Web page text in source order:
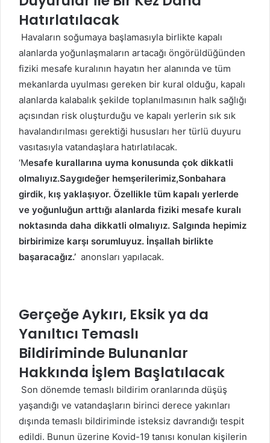
Hatırlatılacak
Havaların soğumaya başlamasıyla birlikte kapalı
alanlarda yoğunlaşmaların artacağı öngörüldüğünden
fiziki mesafe kuralının hayatın her alanında ve tüm
mekanlarda uyulması gereken bir kural olduğu, kapalı
alanlarda kalabalık şekilde toplanılmasının halk sağlığı
açısından risk oluşturduğu ve kapalı yerlerin sık sık
havalandırılması gerektiği hususları her türlü duyuru
vasıtasıyla vatandaşlara hatırlatılacak.
‘Mesafe kurallarına uyma konusunda çok dikkatli
olmalıyız.Saygıdeğer hemşerilerimiz,Sonbahara
girdik, kış yaklaşıyor. Özellikle tüm kapalı yerlerde
ve yoğunluğun arttığı alanlarda fiziki mesafe kuralı
noktasında daha dikkatli olmalıyız. Salgında hepimiz
birbirimize karşı sorumluyuz. İnşallah birlikte
başaracağız.’ anonsları yapılacak.
Gerçeğe Aykırı, Eksik ya da
Yanıltıcı Temaslı
Bildiriminde Bulunanlar
Hakkında İşlem Başlatılacak
Son dönemde temaslı bildirim oranlarında düşüş
yaşandığı ve vatandaşların birinci derece yakınları
dışında temaslı bildiriminde isteksiz davrandığı tespit
edildi. Bunun üzerine Kovid-19 tanısı konulan kişilerin